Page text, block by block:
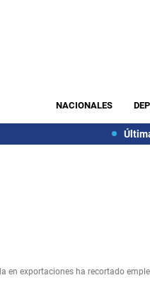
NACIONALES
en exportaciones ha recortado